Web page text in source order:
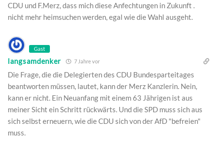
CDU und F.Merz, dass mich diese Anfechtungen in Zukunft .
nicht mehr heimsuchen werden, egal wie die Wahl ausgeht.
Gast
langsamdenker 7 Jahre vor
Die Frage, die die Delegierten des CDU Bundesparteitages
beantworten müssen, lautet, kann der Merz Kanzlerin. Nein,
kann er nicht. Ein Neuanfang mit einem 63 Jährigen ist aus
meiner Sicht ein Schritt rückwärts. Und die SPD muss sich aus
sich selbst erneuern, wie die CDU sich von der AfD "befreien"
muss.